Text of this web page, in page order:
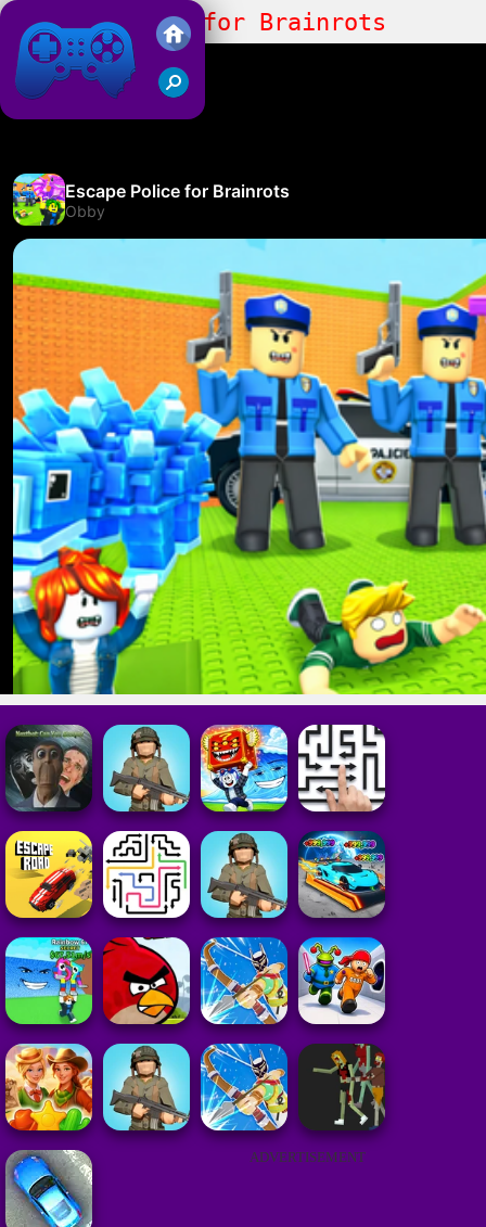
Juegos Friv 2019
Escape Police for Brainrots
ADVERTISEMENT